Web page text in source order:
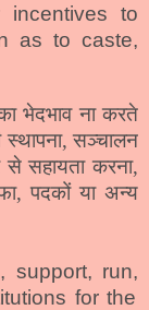
incentives to
as to caste,
भेदभाव ना करते
स्थापना, सञ्चालन
सहायता करना,
पदकों या अन्य
support, run,
for the